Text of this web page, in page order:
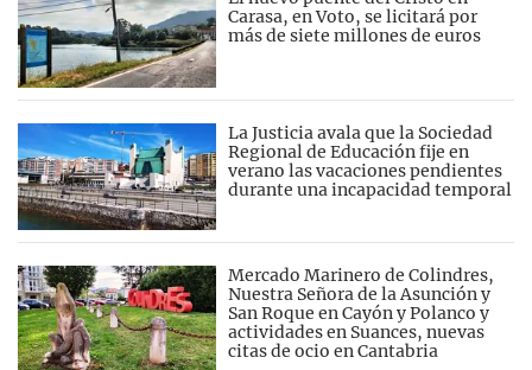
Carasa, en Voto, se licitará por
más de siete millones de euros
La Justicia avala que la Sociedad
Regional de Educación fije en
verano las vacaciones pendientes
durante una incapacidad temporal
Mercado Marinero de Colindres,
Nuestra Señora de la Asunción y
San Roque en Cayón y Polanco y
actividades en Suances, nuevas
citas de ocio en Cantabria